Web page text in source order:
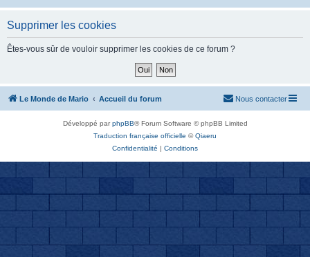
Supprimer les cookies
Êtes-vous sûr de vouloir supprimer les cookies de ce forum ?
Le Monde de Mario Accueil du forum Nous contacter
Développé parphpBB® Forum Software © phpBB Limited
Traduction française officielle ©Qiaeru
Confidentialité | Conditions